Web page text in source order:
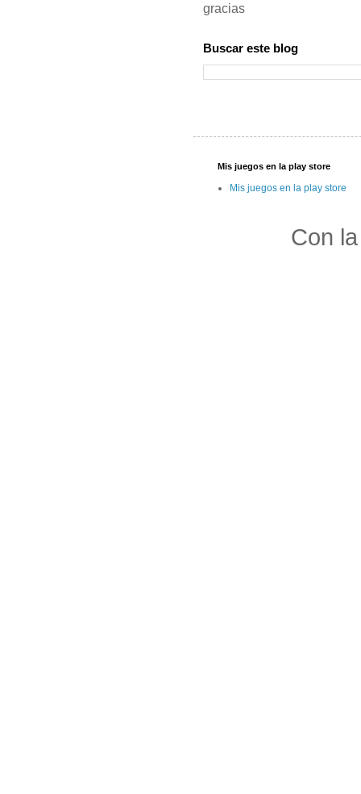
gracias
Buscar este blog
Mis juegos en la play store
Mis juegos en la play store
Con